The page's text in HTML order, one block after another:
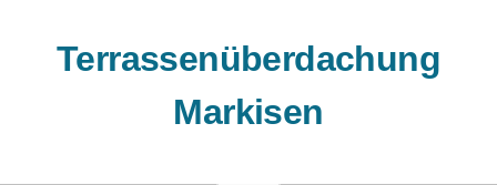
Terrassenüberdachung
Markisen